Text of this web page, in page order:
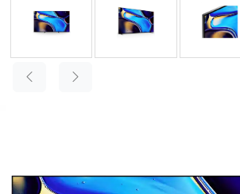
OPREMA
AUDIO,
VIDEO
MONITORI